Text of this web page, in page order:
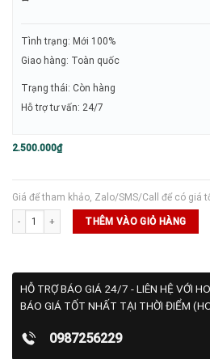
Tình trạng: Mới 100%
Giao hàng: Toàn quốc
Trạng thái: Còn hàng
Hỗ trợ tư vấn: 24/7
2.500.000₫
Giá để tham khảo, Zalo/SMS/Call để có giá
Vợt Pickleball Six Zero Quartz - Hồng số lượng
THÊM VÀO GIỎ HÀNG
HỖ TRỢ BÁO GIÁ 24/7 - LIÊN HỆ VỚI
BÁO GIÁ TỐT NHẤT TẠI THỜI ĐIỂM
0987256229